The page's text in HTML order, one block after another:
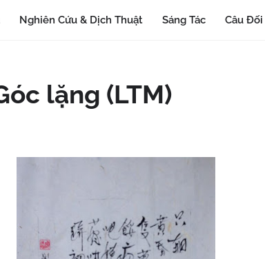
Nghiên Cứu & Dịch Thuật Sáng Tác Câu Đối
lặng (LTM)